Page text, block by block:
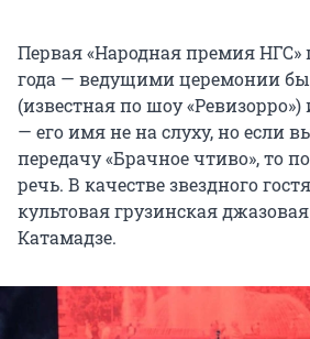
Первая «Народная премия НГС»
года — ведущими церемонии
(известная по шоу
— его имя не на слуху, но если
передачу «Брачное чтиво», то
речь. В качестве звездного
культовая грузинская
Катамадзе.